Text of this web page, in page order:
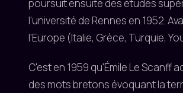
poursuit ensuite des études
l'université de Rennes en 1952.
l'Europe (Italie, Grèce, Turquie,
C'est en 1959 qu'Émile Le Scanff
des mots bretons évoquant la